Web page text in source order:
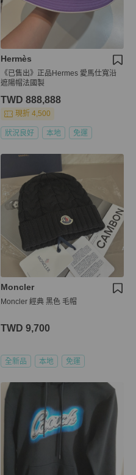
Hermès
《已售出》正品Hermes 愛馬仕寬沿
遮陽帽法國製
TWD 888,888
現折 4,500
狀況良好 本地 免運
Moncler
Moncler 經典 黑色 毛帽
TWD 9,700
全新品 本地 免運